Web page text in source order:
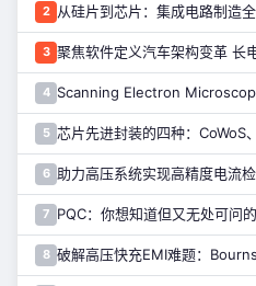
2 从硅片到芯片：集成电路制造
3
4
5 芯片先进封装的四种：CoWoS
6
7 PQC：你想知道但又无处可问
8 破解高压快充EMI难题：